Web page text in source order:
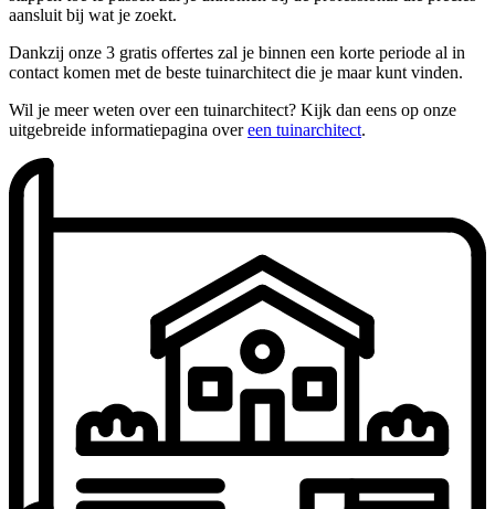
aansluit bij wat je zoekt.
Dankzij onze 3 gratis offertes zal je binnen een korte periode al in
contact komen met de beste tuinarchitect die je maar kunt vinden.
Wil je meer weten over een tuinarchitect? Kijk dan eens op onze
uitgebreide informatiepagina overeen tuinarchitect.